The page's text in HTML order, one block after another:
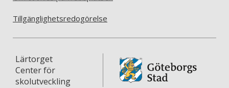
Tillgänglighetsredogörelse
Lärtorget
Center för
skolutveckling